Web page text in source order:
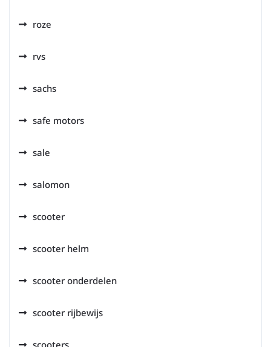
roze
rvs
sachs
safe motors
sale
salomon
scooter
scooter helm
scooter onderdelen
scooter rijbewijs
scooters